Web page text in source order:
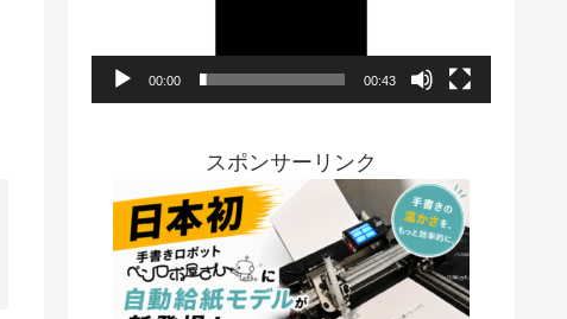
00:00 00:43
スポンサーリンク